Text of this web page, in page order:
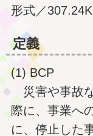
形式／
定義
(1) BCP
災害や事故
際に、事業へ
に、停止した